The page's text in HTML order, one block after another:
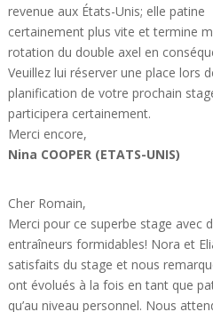
revenue aux États-Unis; elle patine
certainement plus vite et termine
rotation du double axel en
Veuillez lui réserver une place lors
planification de votre prochain
participera certainement.
Merci encore,
Nina COOPER (ETATS-UNIS)
Cher Romain,
Merci pour ce superbe stage avec
entraîneurs formidables! Nora et
satisfaits du stage et nous
ont évolués à la fois en tant que
qu’au niveau personnel. Nous